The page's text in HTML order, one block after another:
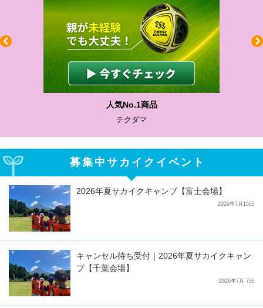
人気No.1商品
テクダマ
募集中サカイクイベント
2026年夏サカイクキャンプ【富士会場】
2026年7月15日
キャンセル待ち受付｜2026年夏サカイクキャン
プ【千葉会場】
2026年7月 7日